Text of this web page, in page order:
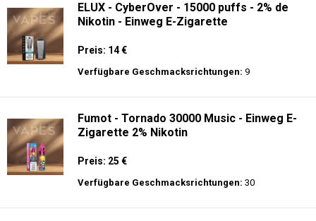
ELUX - CyberOver - 15000 puffs - 2% de
Nikotin - Einweg E-Zigarette
Preis: 14 €
Verfügbare Geschmacksrichtungen: 9
Fumot - Tornado 30000 Music - Einweg E-
Zigarette 2% Nikotin
Preis: 25 €
Verfügbare Geschmacksrichtungen: 30